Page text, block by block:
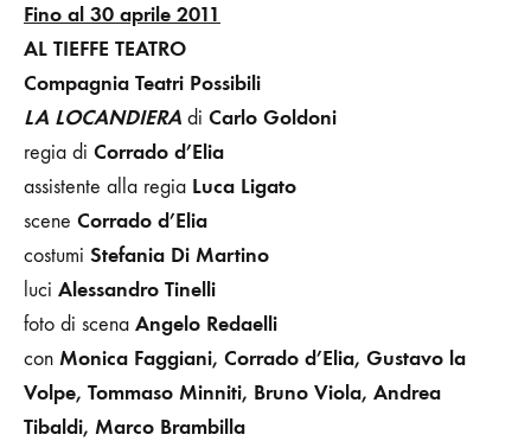
Fino al 30 aprile 2011
AL TIEFFE TEATRO
Compagnia Teatri Possibili
LA LOCANDIERA di Carlo Goldoni
regia di Corrado d’Elia
assistente alla regia Luca Ligato
scene Corrado d’Elia
costumi Stefania Di Martino
luci Alessandro Tinelli
foto di scena Angelo Redaelli
con Monica Faggiani, Corrado d’Elia, Gustavo la
Volpe, Tommaso Minniti, Bruno Viola, Andrea
Tibaldi, Marco Brambilla